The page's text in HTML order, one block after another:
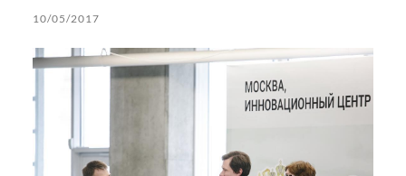
10/05/2017